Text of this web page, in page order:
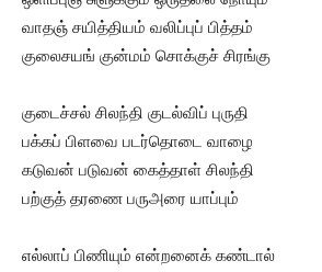
வாதஞ் சயித்தியம் வலிப்புப் பித்தம்
குலைசயங் குன்மம் சொக்குச் சிரங்கு
குடைச்சல் சிலந்தி குடல்விப் புருதி
பக்கப் பிளவை படர்தொடை வாழை
கடுவன் படுவன் கைத்தாள் சிலந்தி
பற்குத் தரணை பருஅரை யாப்பும்
எல்லாப் பிணியும் என்றனைக் கண்டால்